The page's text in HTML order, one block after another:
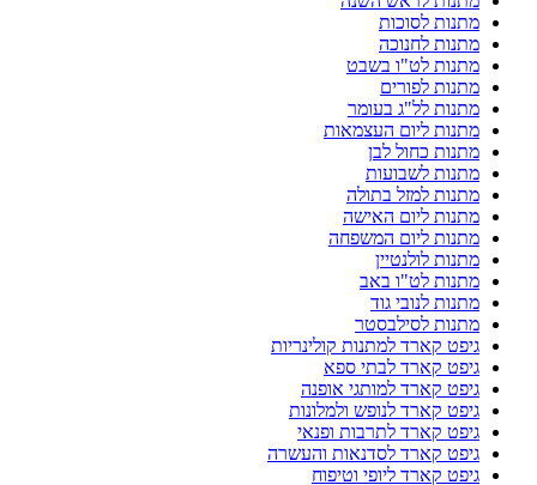
מתנות לסוכות
מתנות לחנוכה
מתנות לט"ו בשבט
מתנות לפורים
מתנות לל"ג בעומר
מתנות ליום העצמאות
מתנות כחול לבן
מתנות לשבועות
מתנות למזל בתולה
מתנות ליום האישה
מתנות ליום המשפחה
מתנות לולנטיין
מתנות לט"ו באב
מתנות לנובי גוד
מתנות לסילבסטר
גיפט קארד למתנות קולינריות
גיפט קארד לבתי ספא
גיפט קארד למותגי אופנה
גיפט קארד לנופש ולמלונות
גיפט קארד לתרבות ופנאי
גיפט קארד לסדנאות והעשרה
גיפט קארד ליופי וטיפוח